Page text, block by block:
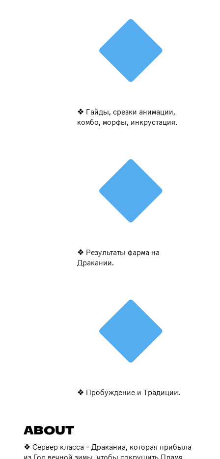
❖ Гайды, срезки анимации,
комбо, морфы, инкрустация.
❖ Результаты фарма на
Дракании.
❖ Пробуждение и Традиции.
ABOUT
❖ Сервер класса - Драканиа, которая прибыла